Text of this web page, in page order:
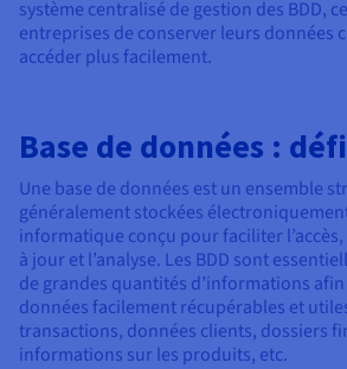
système centralisé de gestion des BDD,
entreprises de conserver leurs données
accéder plus facilement.
Base de données :
Une base de données est un ensemble
généralement stockées
informatique conçu pour faciliter
à jour et l’analyse. Les BDD sont
de grandes quantités d’informations
données facilement récupérables et
transactions, données clients, dossiers
informations sur les produits, etc.